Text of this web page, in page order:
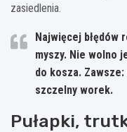
zasiedlenia.
Najwięcej błędów
myszy. Nie wolno
do kosza.
szczelny worek.
Pułapki,